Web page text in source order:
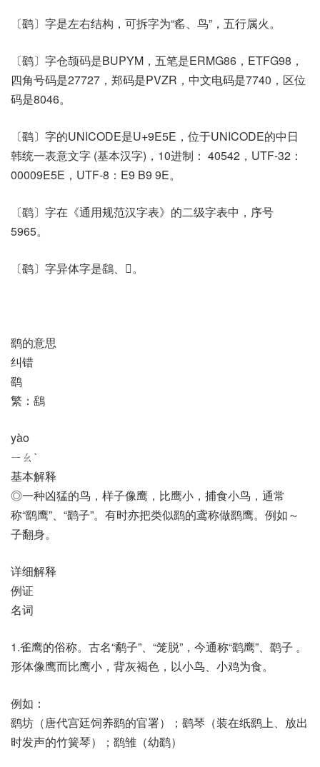
〔鹞〕字是左右结构，可拆字为“䍃、鸟”，五行属火。
〔鹞〕字仓颉码是BUPYM，五笔是ERMG86，ETFG98，
四角号码是27727，郑码是PVZR，中文电码是7740，区位
码是8046。
〔鹞〕字的UNICODE是U+9E5E，位于UNICODE的中日
韩统一表意文字 (基本汉字)，10进制： 40542，UTF-32：
00009E5E，UTF-8：E9 B9 9E。
〔鹞〕字在《通用规范汉字表》的二级字表中，序号
5965。
〔鹞〕字异体字是鷂、𩀘。
鹞的意思
纠错
鹞
繁：鷂
yào
ㄧㄠˋ
基本解释
◎一种凶猛的鸟，样子像鹰，比鹰小，捕食小鸟，通常
称“鹞鹰”、“鹞子”。有时亦把类似鹞的鸢称做鹞鹰。例如～
子翻身。
详细解释
例证
名词
1.雀鹰的俗称。古名“鹬子”、“笼脱”，今通称“鹞鹰”、鹞子 。
形体像鹰而比鹰小，背灰褐色，以小鸟、小鸡为食。
例如：
鹞坊（唐代宫廷饲养鹞的官署）；鹞琴（装在纸鹞上、放出
时发声的竹簧琴）；鹞雏（幼鹞）